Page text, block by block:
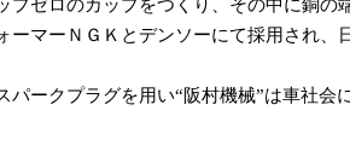
ゼロのカップをつくり、その中に銅の
マーＮＧＫとデンソーにて採用され、
ークプラグを用い“阪村機械”は車社会